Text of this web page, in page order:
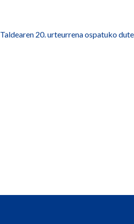
20. urteurrena ospatuko dute